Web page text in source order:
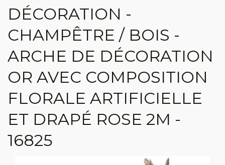
DÉCORATION -
CHAMPÊTRE / BOIS -
ARCHE DE DÉCORATION
OR AVEC COMPOSITION
FLORALE ARTIFICIELLE
ET DRAPÉ ROSE 2M -
16825